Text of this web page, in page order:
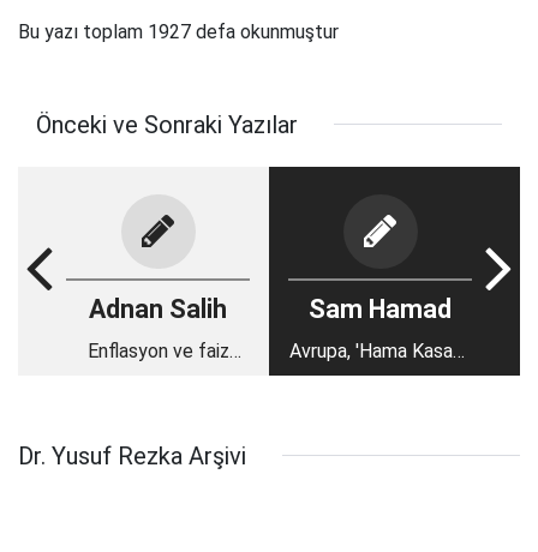
Bu yazı toplam 1927 defa okunmuştur
Önceki ve Sonraki Yazılar
Adnan Salih
Enflasyon ve faiz
Sam Hamad
Avrupa, 'Hama Kasabı'
Rıfat Esed'i nasıl
Dr. Yusuf Rezka Arşivi